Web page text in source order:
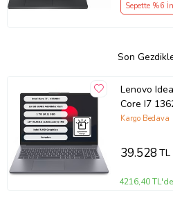
Sepette %6
Son
Lenovo
Core I7
Freedos 16"
Kargo Bedava
39.528TL
4216,40